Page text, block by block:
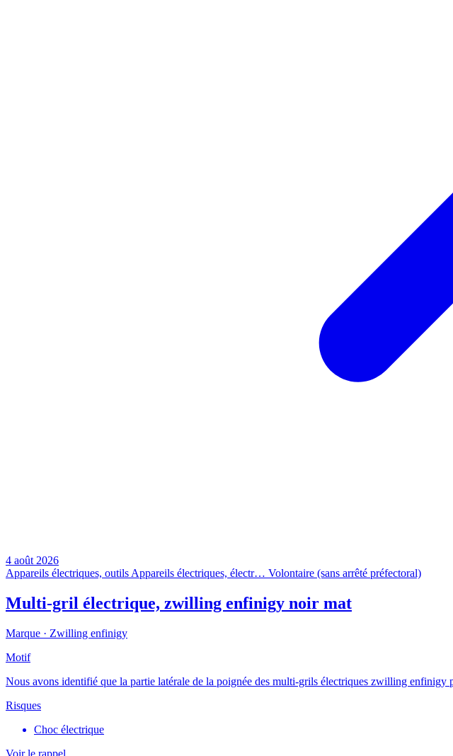
4 août 2026
Appareils électriques, outils Appareils électriques, électr… Volontaire (sans arrêté préfectoral)
Multi-gril électrique, zwilling enfinigy noir mat
Marque · Zwilling enfinigy
Motif
Nous avons identifié que la partie latérale de la poignée des multi-grils électriques zwilling
Risques
Choc électrique
Voir le rappel